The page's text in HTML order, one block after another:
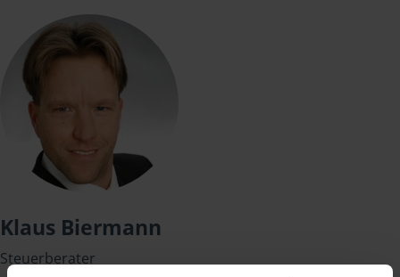
Klaus Biermann
Steuerberater